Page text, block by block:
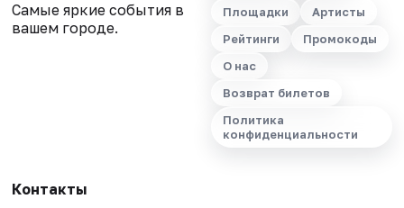
Самые яркие события в
вашем городе.
Площадки
Артисты
Рейтинги
Промокоды
О нас
Возврат билетов
Политика
конфиденциальности
Контакты